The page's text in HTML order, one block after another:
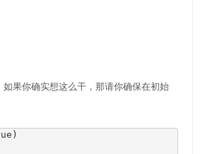
如果你确实想这么干，那请你确保在初始
)